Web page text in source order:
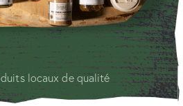
locaux de qualité